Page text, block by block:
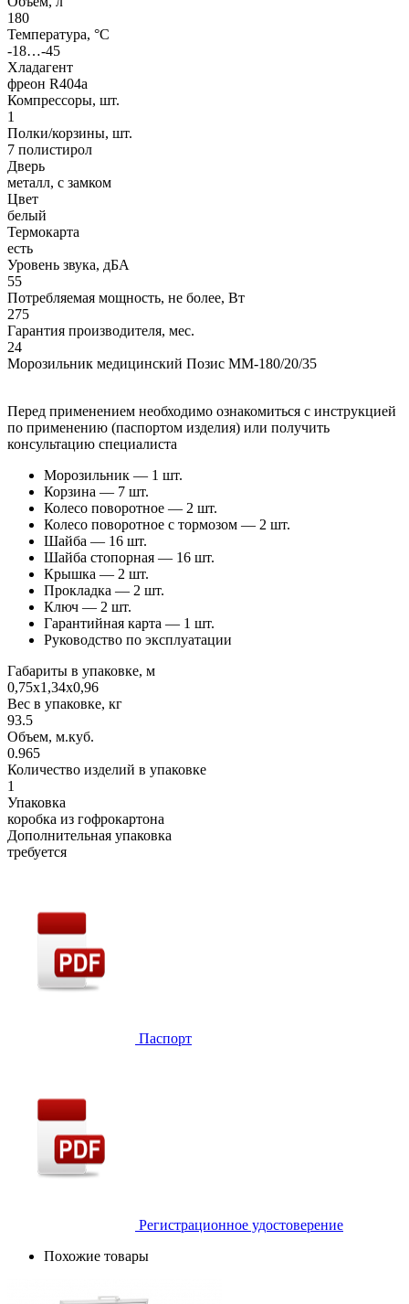
180
Температура, °C
-18…-45
Хладагент
фреон R404a
Компрессоры, шт.
1
Полки/корзины, шт.
7 полистирол
Дверь
металл, с замком
Цвет
белый
Термокарта
есть
Уровень звука, дБА
55
Потребляемая мощность, не более, Вт
275
Гарантия производителя, мес.
24
Морозильник медицинский Позис ММ-180/20/35
Перед применением необходимо ознакомиться с инструкцией
по применению (паспортом изделия) или получить
консультацию специалиста
Морозильник — 1 шт.
Корзина — 7 шт.
Колесо поворотное — 2 шт.
Колесо поворотное с тормозом — 2 шт.
Шайба — 16 шт.
Шайба стопорная — 16 шт.
Крышка — 2 шт.
Прокладка — 2 шт.
Ключ — 2 шт.
Гарантийная карта — 1 шт.
Руководство по эксплуатации
Габариты в упаковке, м
0,75х1,34х0,96
Вес в упаковке, кг
93.5
Объем, м.куб.
0.965
Количество изделий в упаковке
1
Упаковка
коробка из гофрокартона
Дополнительная упаковка
требуется
Паспорт
Регистрационное удостоверение
Похожие товары